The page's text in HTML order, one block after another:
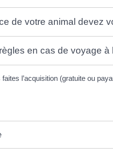
de votre animal devez
en cas de voyage à
l’acquisition (gratuite ou